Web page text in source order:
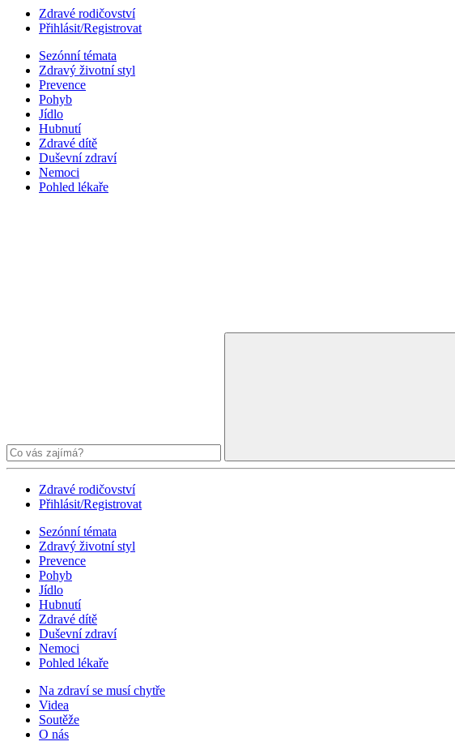
Zdravé rodičovství
Přihlásit/Registrovat
Sezónní témata
Zdravý životní styl
Prevence
Pohyb
Jídlo
Hubnutí
Zdravé dítě
Duševní zdraví
Nemoci
Pohled lékaře
Zdravé rodičovství
Přihlásit/Registrovat
Sezónní témata
Zdravý životní styl
Prevence
Pohyb
Jídlo
Hubnutí
Zdravé dítě
Duševní zdraví
Nemoci
Pohled lékaře
Na zdraví se musí chytře
Videa
Soutěže
O nás